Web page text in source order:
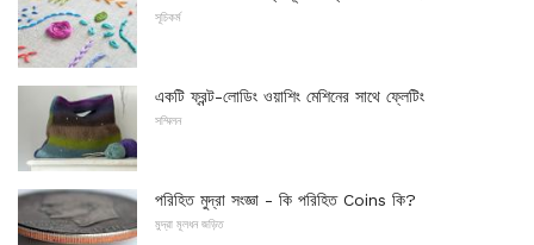
সূচিকর্ম
একটি ফ্রন্ট-লোডিং ওয়াশিং মেশিনের সাথে ফ্লেটিং
সম্মিলন
পরিহিত মুদ্রা সংজ্ঞা - কি পরিহিত Coins কি?
মুদ্রা মূলধন জড়িত